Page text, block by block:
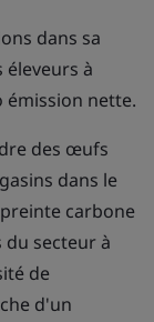
dans sa
à
émission nette.
des œufs
dans le
carbone
secteur à
de
d'un